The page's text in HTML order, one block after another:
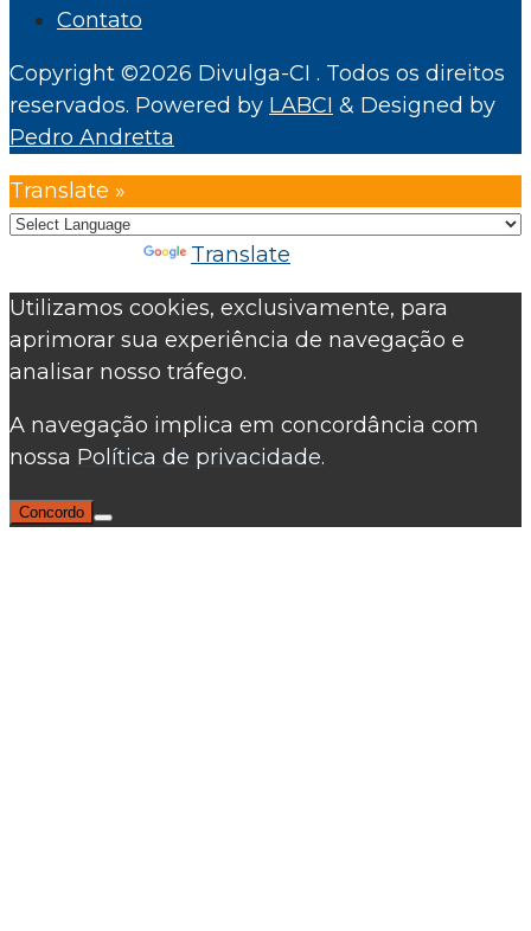
Contato
Copyright ©2026 Divulga-CI . Todos os direitos
reservados. Powered by LABCI & Designed by
Pedro Andretta
Translate »
Translate
Utilizamos cookies, exclusivamente, para
aprimorar sua experiência de navegação e
analisar nosso tráfego.
A navegação implica em concordância com
nossa Política de privacidade.
Concordo